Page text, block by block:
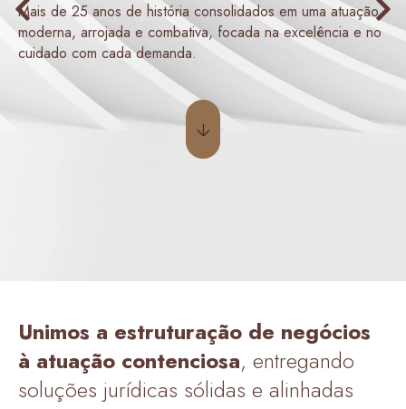
Mais de 25 anos de história consolidados em uma atuação
moderna, arrojada e combativa, focada na excelência e no
cuidado com cada demanda.
Unimos a estruturação de negócios
à atuação contenciosa, entregando
soluções jurídicas sólidas e alinhadas